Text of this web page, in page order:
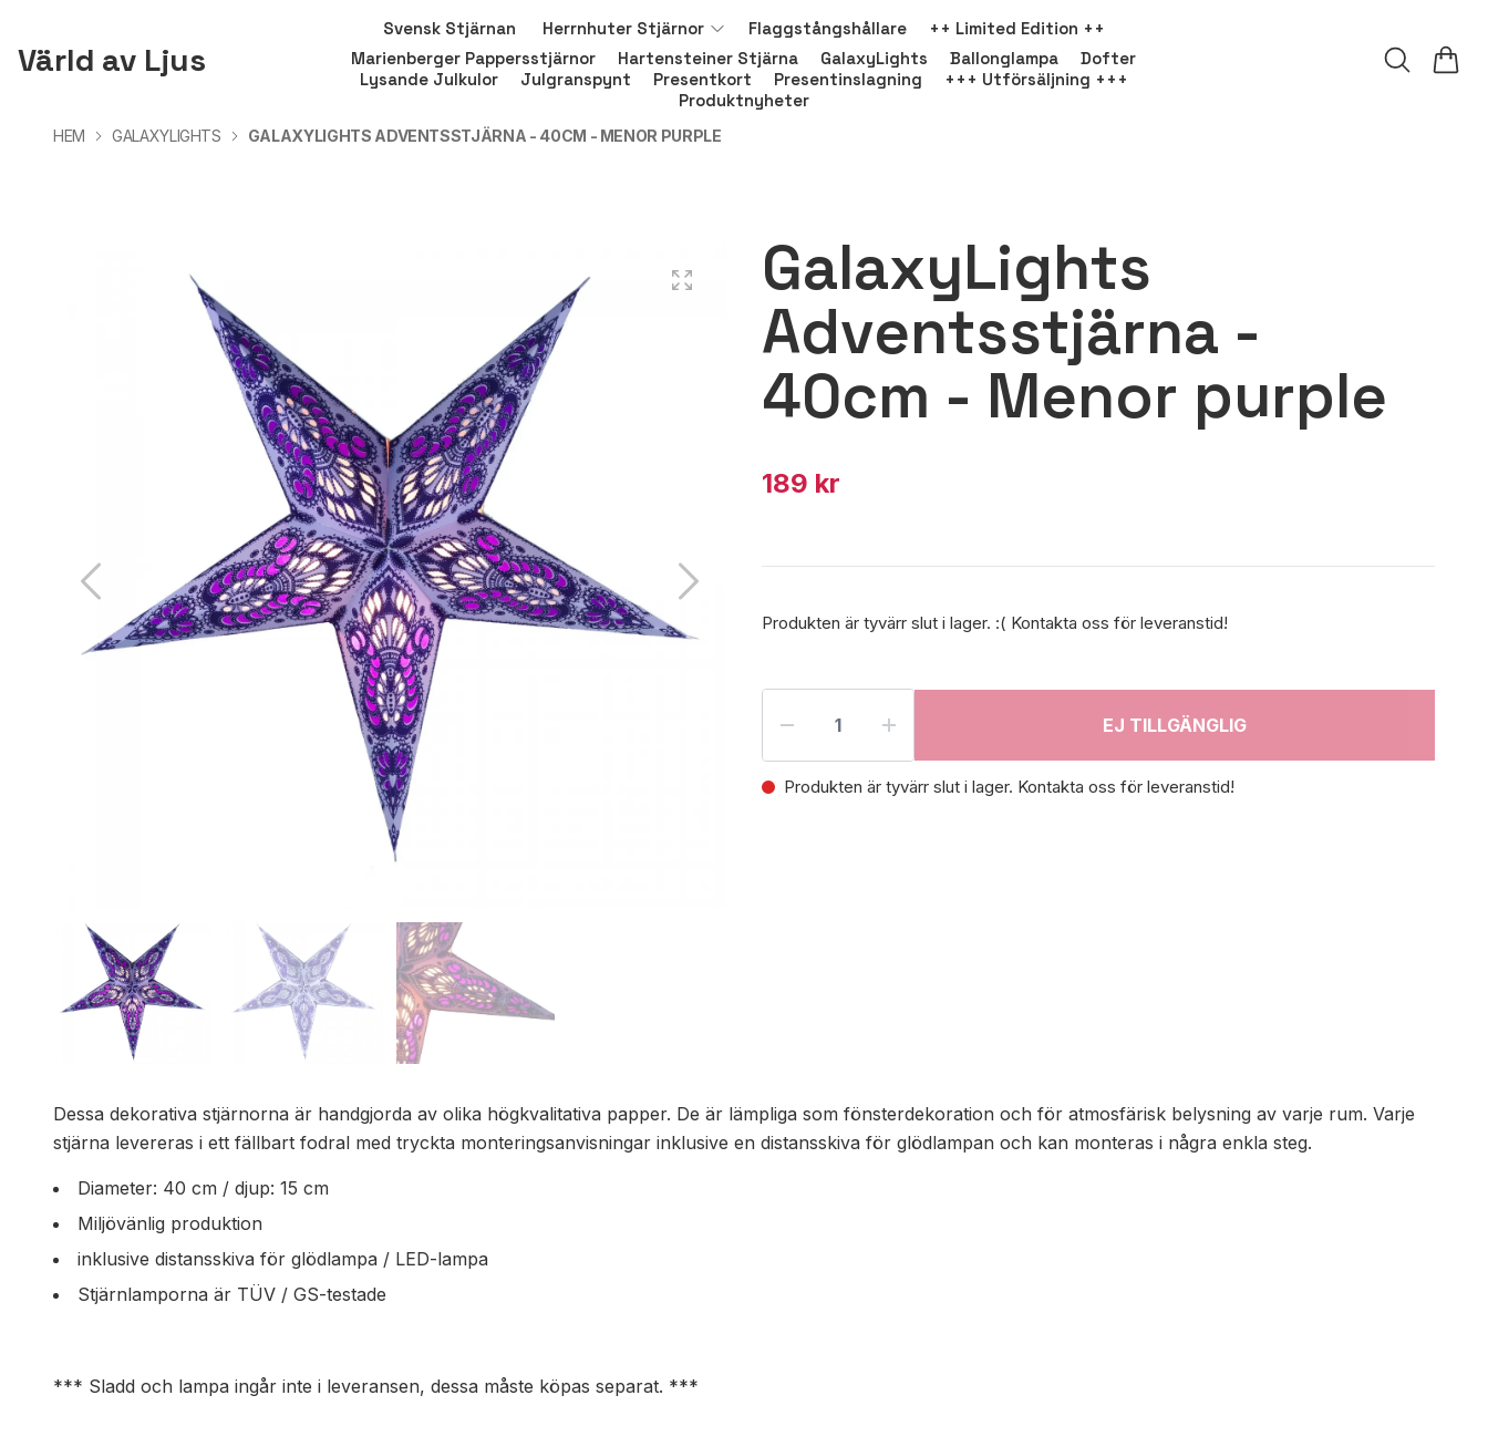
Värld av Ljus
Svensk Stjärnan Herrnhuter Stjärnor Flaggstångshållare
++ Limited Edition ++
Marienberger Pappersstjärnor
Hartensteiner Stjärna GalaxyLights Ballonglampa
Dofter
Lysande Julkulor
Julgranspynt Presentkort Presentinslagning
+++ Utförsäljning +++
Produktnyheter
HEM GALAXYLIGHTS GALAXYLIGHTS ADVENTSSTJÄRNA - 40CM - MENOR PURPLE
GalaxyLights
Adventsstjärna -
40cm - Menor purple
189 kr
Produkten är tyvärr slut i lager. :( Kontakta oss för leveranstid!
EJ TILLGÄNGLIG
Produkten är tyvärr slut i lager. Kontakta oss för leveranstid!
Dessa dekorativa stjärnorna är handgjorda av olika högkvalitativa papper. De är lämpliga som fönsterdekoration och för atmosfärisk belysning av varje rum. Varje
stjärna levereras i ett fällbart fodral med tryckta monteringsanvisningar inklusive en distansskiva för glödlampan och kan monteras i några enkla steg.
Diameter: 40 cm / djup: 15 cm
Miljövänlig produktion
inklusive distansskiva för glödlampa / LED-lampa
Stjärnlamporna är TÜV / GS-testade
*** Sladd och lampa ingår inte i leveransen, dessa måste köpas separat. ***